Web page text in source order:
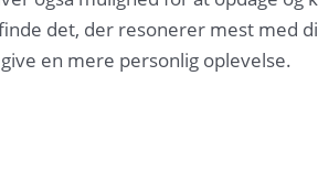
det, der resonerer mest med
en mere personlig oplevelse.